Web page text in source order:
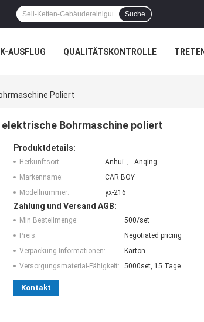
Suche
AUSFLUG QUALITÄTSKONTROLLE
Poliert
Bohrmaschine poliert
Produktdetails:
Herkunftsort:
Anhui-、 Anqing
Markenname:
CAR BOY
Modellnummer:
yx-216
Zahlung und Versand AGB:
Min Bestellmenge:
500/set
Preis:
Negotiated pricing
Verpackung Informationen:
Karton
Versorgungsmaterial-Fähigkeit:
5000set, 15 Tage
Kontakt